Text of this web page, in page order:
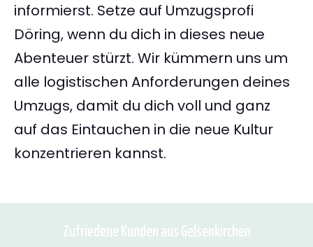
informierst. Setze auf Umzugsprofi
Döring, wenn du dich in dieses neue
Abenteuer stürzt. Wir kümmern uns um
alle logistischen Anforderungen deines
Umzugs, damit du dich voll und ganz
auf das Eintauchen in die neue Kultur
konzentrieren kannst.
Zufriedene Kunden aus Gelsenkirchen